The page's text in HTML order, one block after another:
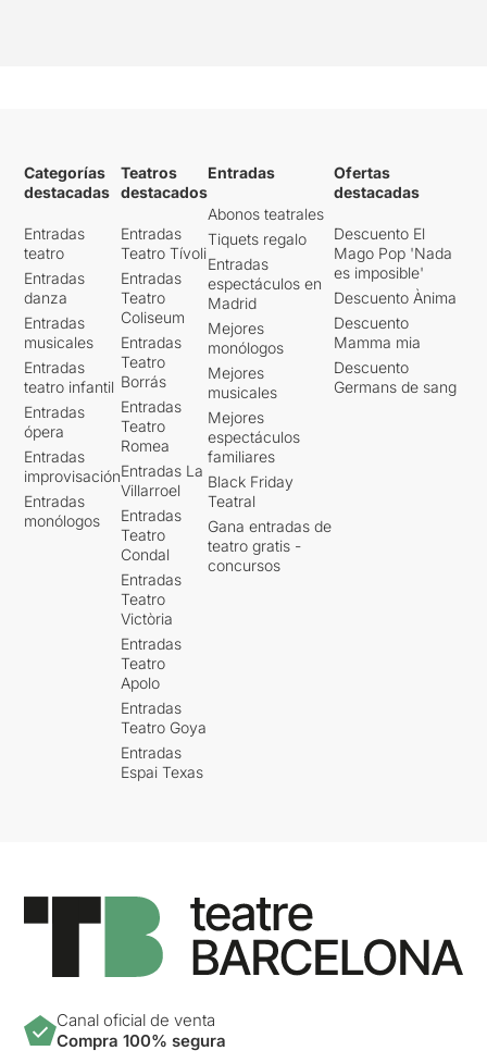
Categorías
destacadas
Entradas
teatro
Entradas
danza
Entradas
musicales
Entradas
teatro infantil
Entradas
ópera
Entradas
improvisación
Entradas
monólogos
Teatros
destacados
Entradas
Teatro Tívoli
Entradas
Teatro
Coliseum
Entradas
Teatro
Borrás
Entradas
Teatro
Romea
Entradas La
Villarroel
Entradas
Teatro
Condal
Entradas
Teatro
Victòria
Entradas
Teatro
Apolo
Entradas
Teatro Goya
Entradas
Espai Texas
Entradas
Abonos teatrales
Tiquets regalo
Entradas
espectáculos en
Madrid
Mejores
monólogos
Mejores
musicales
Mejores
espectáculos
familiares
Black Friday
Teatral
Gana entradas de
teatro gratis -
concursos
Ofertas
destacadas
Descuento El
Mago Pop 'Nada
es imposible'
Descuento Ànima
Descuento
Mamma mia
Descuento
Germans de sang
Canal oficial de venta
Compra 100% segura